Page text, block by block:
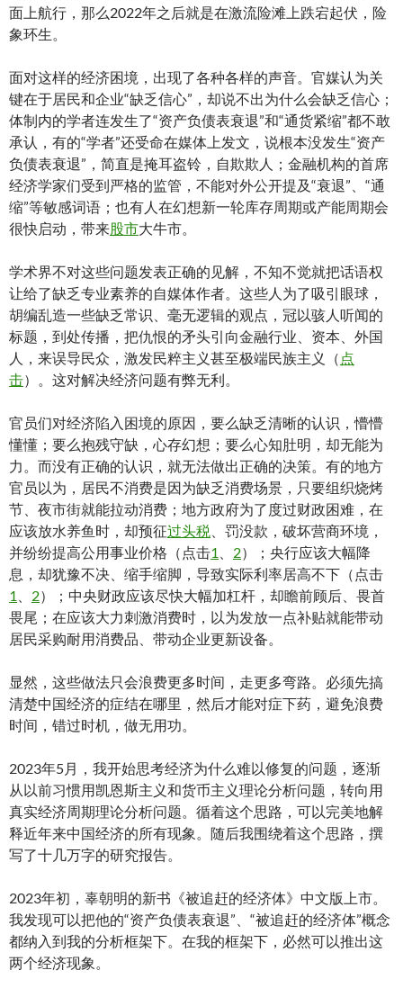
面上航行，那么2022年之后就是在激流险滩上跌宕起伏，险
象环生。
面对这样的经济困境，出现了各种各样的声音。官媒认为关
键在于居民和企业“缺乏信心”，却说不出为什么会缺乏信心；
体制内的学者连发生了“资产负债表衰退”和“通货紧缩”都不敢
承认，有的“学者”还受命在媒体上发文，说根本没发生“资产
负债表衰退”，简直是掩耳盗铃，自欺欺人；金融机构的首席
经济学家们受到严格的监管，不能对外公开提及“衰退”、“通
缩”等敏感词语；也有人在幻想新一轮库存周期或产能周期会
很快启动，带来股市大牛市。
学术界不对这些问题发表正确的见解，不知不觉就把话语权
让给了缺乏专业素养的自媒体作者。这些人为了吸引眼球，
胡编乱造一些缺乏常识、毫无逻辑的观点，冠以骇人听闻的
标题，到处传播，把仇恨的矛头引向金融行业、资本、外国
人，来误导民众，激发民粹主义甚至极端民族主义（ 点
击）。这对解决经济问题有弊无利。
官员们对经济陷入困境的原因，要么缺乏清晰的认识，懵懵
懂懂；要么抱残守缺，心存幻想；要么心知肚明，却无能为
力。而没有正确的认识，就无法做出正确的决策。有的地方
官员以为，居民不消费是因为缺乏消费场景，只要组织烧烤
节、夜市街就能拉动消费；地方政府为了度过财政困难，在
应该放水养鱼时，却预征过头税 、罚没款，破坏营商环境，
并纷纷提高公用事业价格（点击1 2）；央行应该大幅降
息，却犹豫不决、缩手缩脚，导致实际利率居高不下（点击
1
2）；中央财政应该尽快大幅加杠杆，却瞻前顾后、畏首
畏尾；在应该大力刺激消费时，以为发放一点补贴就能带动
居民采购耐用消费品、带动企业更新设备。
显然，这些做法只会浪费更多时间，走更多弯路。必须先搞
清楚中国经济的症结在哪里，然后才能对症下药，避免浪费
时间，错过时机，做无用功。
2023年5月，我开始思考经济为什么难以修复的问题，逐渐
从以前习惯用凯恩斯主义和货币主义理论分析问题，转向用
真实经济周期理论分析问题。循着这个思路，可以完美地解
释近年来中国经济的所有现象。随后我围绕着这个思路，撰
写了十几万字的研究报告。
2023年初，辜朝明的新书《被追赶的经济体》中文版上市。
我发现可以把他的“资产负债表衰退”、“被追赶的经济体”概念
都纳入到我的分析框架下。在我的框架下，必然可以推出这
两个经济现象。